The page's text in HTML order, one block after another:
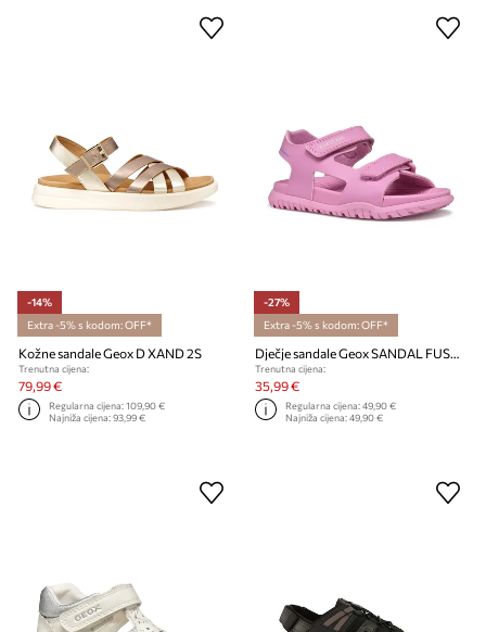
-14%
Extra -5% s kodom: OFF*
Kožne sandale Geox D XAND 2S
Trenutna cijena:
79,99 €
Regularna cijena:109,90 €
Najniža cijena:93,99 €
-27%
Extra -5% s kodom: OFF*
Dječje sandale Geox SANDAL FUSBETTO
Trenutna cijena:
35,99 €
Regularna cijena:49,90 €
Najniža cijena:49,90 €